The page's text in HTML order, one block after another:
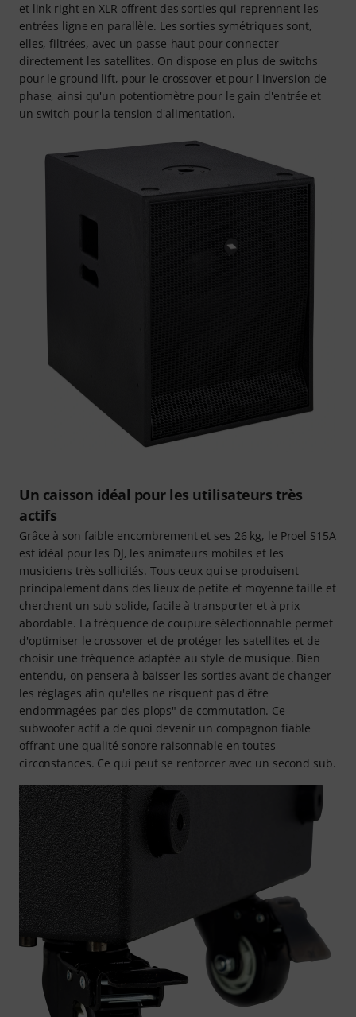
et link right en XLR offrent des sorties qui reprennent les
entrées ligne en parallèle. Les sorties symétriques sont,
elles, filtrées, avec un passe-haut pour connecter
directement les satellites. On dispose en plus de switchs
pour le ground lift, pour le crossover et pour l'inversion de
phase, ainsi qu'un potentiomètre pour le gain d'entrée et
un switch pour la tension d'alimentation.
Un caisson idéal pour les utilisateurs très
actifs
Grâce à son faible encombrement et ses 26 kg, le Proel S15A
est idéal pour les DJ, les animateurs mobiles et les
musiciens très sollicités. Tous ceux qui se produisent
principalement dans des lieux de petite et moyenne taille et
cherchent un sub solide, facile à transporter et à prix
abordable. La fréquence de coupure sélectionnable permet
d'optimiser le crossover et de protéger les satellites et de
choisir une fréquence adaptée au style de musique. Bien
entendu, on pensera à baisser les sorties avant de changer
les réglages afin qu'elles ne risquent pas d'être
endommagées par des plops" de commutation. Ce
subwoofer actif a de quoi devenir un compagnon fiable
offrant une qualité sonore raisonnable en toutes
circonstances. Ce qui peut se renforcer avec un second sub.